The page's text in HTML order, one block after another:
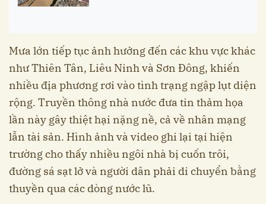
Mưa lớn tiếp tục ảnh hưởng đến các khu vực khác
như Thiên Tân, Liêu Ninh và Sơn Đông, khiến
nhiều địa phương rơi vào tình trạng ngập lụt diện
rộng. Truyền thông nhà nước đưa tin thảm họa
lần này gây thiệt hại nặng nề, cả về nhân mạng
lẫn tài sản. Hình ảnh và video ghi lại tại hiện
trường cho thấy nhiều ngôi nhà bị cuốn trôi,
đường sá sạt lở và người dân phải di chuyển bằng
thuyền qua các dòng nước lũ.